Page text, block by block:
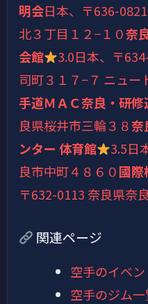
明会日本、〒636-
北３丁目１２−１０奈
会館
3.0日本、〒
司町３１７−７ ニュー
手道ＭＡＣ奈良・研修
良県桜井市三輪３８奈
ンター 体育館
3.5日
良市中町４８６０國際
〒632-0113 奈良県奈
関連ページ
空手のイベ
空手のジム